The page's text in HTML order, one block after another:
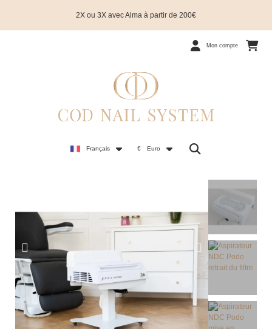
2X ou 3X avec Alma à partir de 200€
Mon compte
Français € Euro